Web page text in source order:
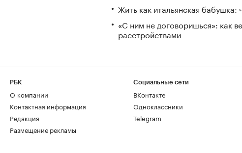
Жить как итальянская бабушка:
«С ним не договоришься»: как
расстройствами
РБК
О компании
Контактная информация
Редакция
Размещение рекламы
Социальные сети
ВКонтакте
Одноклассники
Telegram